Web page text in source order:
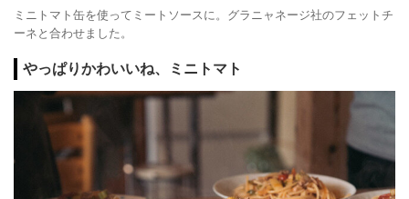
ミニトマト缶を使ってミートソースに。グラニャネージ社のフェットチ
ーネと合わせました。
やっぱりかわいいね、ミニトマト